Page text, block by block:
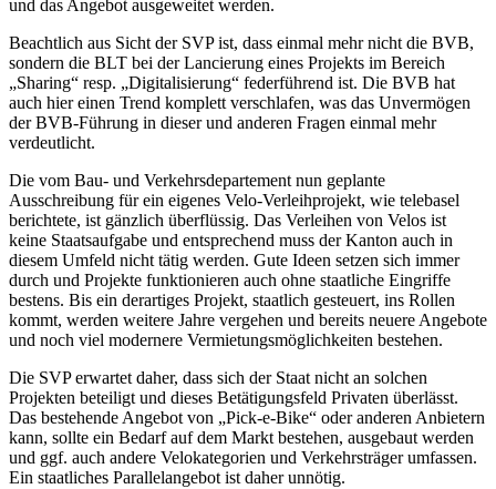
und das Angebot ausgeweitet werden.
Beachtlich aus Sicht der SVP ist, dass einmal mehr nicht die BVB,
sondern die BLT bei der Lancierung eines Projekts im Bereich
„Sharing“ resp. „Digitalisierung“ federführend ist. Die BVB hat
auch hier einen Trend komplett verschlafen, was das Unvermögen
der BVB-Führung in dieser und anderen Fragen einmal mehr
verdeutlicht.
Die vom Bau- und Verkehrsdepartement nun geplante
Ausschreibung für ein eigenes Velo-Verleihprojekt, wie telebasel
berichtete, ist gänzlich überflüssig. Das Verleihen von Velos ist
keine Staatsaufgabe und entsprechend muss der Kanton auch in
diesem Umfeld nicht tätig werden. Gute Ideen setzen sich immer
durch und Projekte funktionieren auch ohne staatliche Eingriffe
bestens. Bis ein derartiges Projekt, staatlich gesteuert, ins Rollen
kommt, werden weitere Jahre vergehen und bereits neuere Angebote
und noch viel modernere Vermietungsmöglichkeiten bestehen.
Die SVP erwartet daher, dass sich der Staat nicht an solchen
Projekten beteiligt und dieses Betätigungsfeld Privaten überlässt.
Das bestehende Angebot von „Pick-e-Bike“ oder anderen Anbietern
kann, sollte ein Bedarf auf dem Markt bestehen, ausgebaut werden
und ggf. auch andere Velokategorien und Verkehrsträger umfassen.
Ein staatliches Parallelangebot ist daher unnötig.